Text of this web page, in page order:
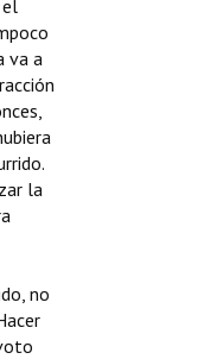
el
va a
la
no